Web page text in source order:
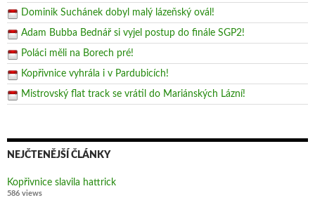
Dominik Suchánek dobyl malý lázeňský ovál!
Adam Bubba Bednář si vyjel postup do finále SGP2!
Poláci měli na Borech pré!
Kopřivnice vyhrála i v Pardubicích!
Mistrovský flat track se vrátil do Mariánských Lázní!
NEJČTENĚJŠÍ ČLÁNKY
Kopřivnice slavila hattrick
586 views